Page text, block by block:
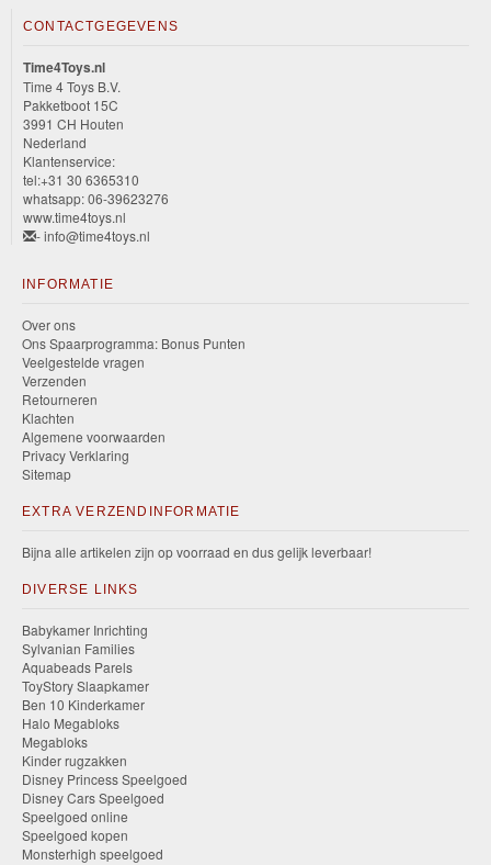
CONTACTGEGEVENS
Time4Toys.nl
Time 4 Toys B.V.
Pakketboot 15C
3991 CH Houten
Nederland
Klantenservice:
tel:+31 30 6365310
whatsapp: 06-39623276
www.time4toys.nl
- info@time4toys.nl
INFORMATIE
Over ons
Ons Spaarprogramma: Bonus Punten
Veelgestelde vragen
Verzenden
Retourneren
Klachten
Algemene voorwaarden
Privacy Verklaring
Sitemap
EXTRA VERZENDINFORMATIE
Bijna alle artikelen zijn op voorraad en dus gelijk leverbaar!
DIVERSE LINKS
Babykamer Inrichting
Sylvanian Families
Aquabeads Parels
ToyStory Slaapkamer
Ben 10 Kinderkamer
Halo Megabloks
Megabloks
Kinder rugzakken
Disney Princess Speelgoed
Disney Cars Speelgoed
Speelgoed online
Speelgoed kopen
Monsterhigh speelgoed